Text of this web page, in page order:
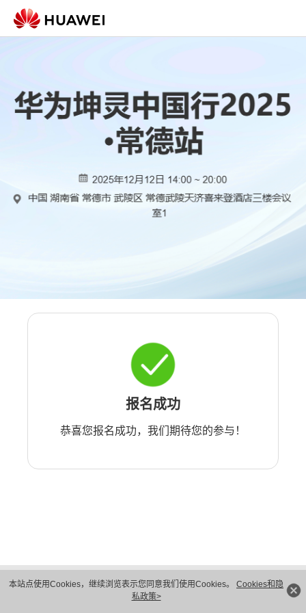
本站点使用Cookies，继续浏览表示您同意我们使用Cookies。 Cookies和隐
私政策>
报名成功
恭喜您报名成功，我们期待您的参与！
版权所有 © 华为技术有限公司 1998-2026。 保留一切权利。粤A2-20044005号
隐私保护